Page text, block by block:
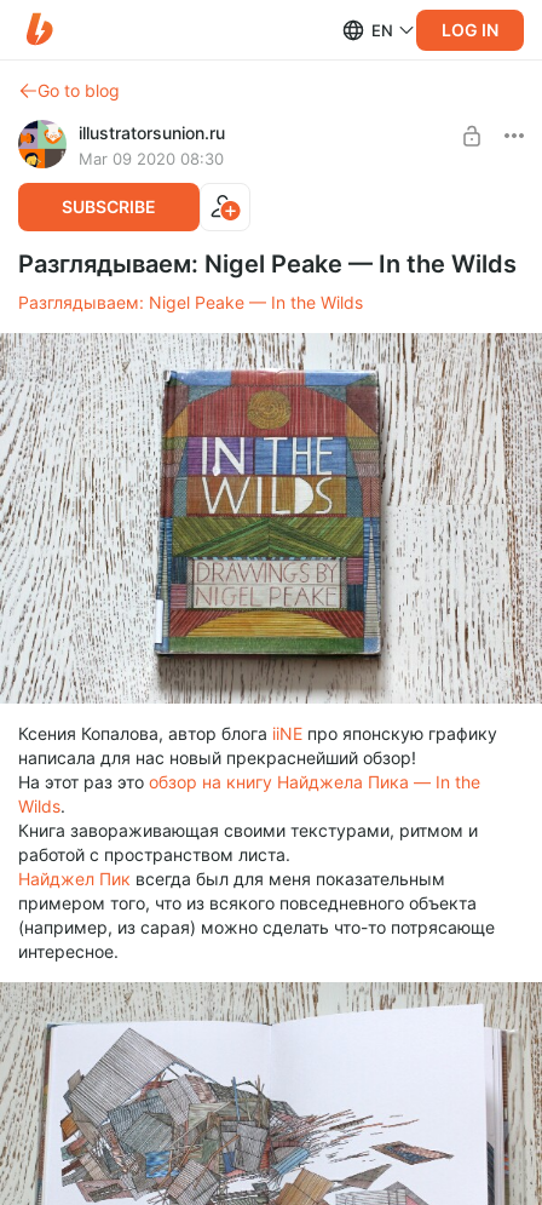
EN LOG IN
Go to blog
illustratorsunion.ru
Mar 09 2020 08:30
SUBSCRIBE
Разглядываем: Nigel Peake — In the Wilds
Разглядываем: Nigel Peake — In the Wilds
Ксения Копалова, автор блога iiNE про японскую графику
написала для нас новый прекраснейший обзор!
На этот раз это обзор на книгу Найджела Пика — In the
Wilds.
Книга завораживающая своими текстурами, ритмом и
работой с пространством листа.
Найджел Пик всегда был для меня показательным
примером того, что из всякого повседневного объекта
(например, из сарая) можно сделать что-то потрясающе
интересное.